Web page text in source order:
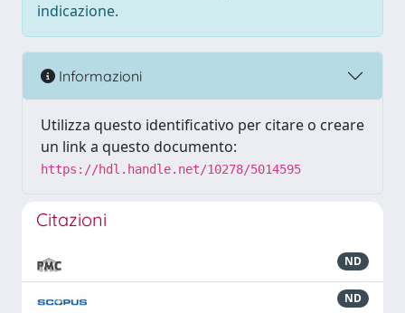
indicazione.
Informazioni
Utilizza questo identificativo per citare o creare
un link a questo documento:
https://hdl.handle.net/10278/5014595
Citazioni
ND
ND